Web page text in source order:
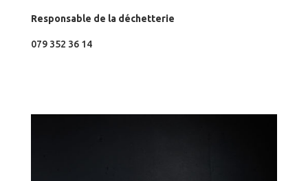
Responsable de la déchetterie
079 352 36 14